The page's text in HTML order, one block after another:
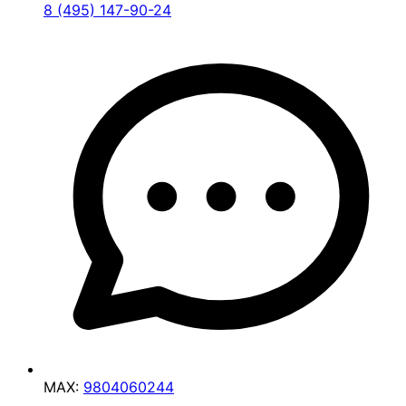
8 (495) 147-90-24
MAX: 9804060244